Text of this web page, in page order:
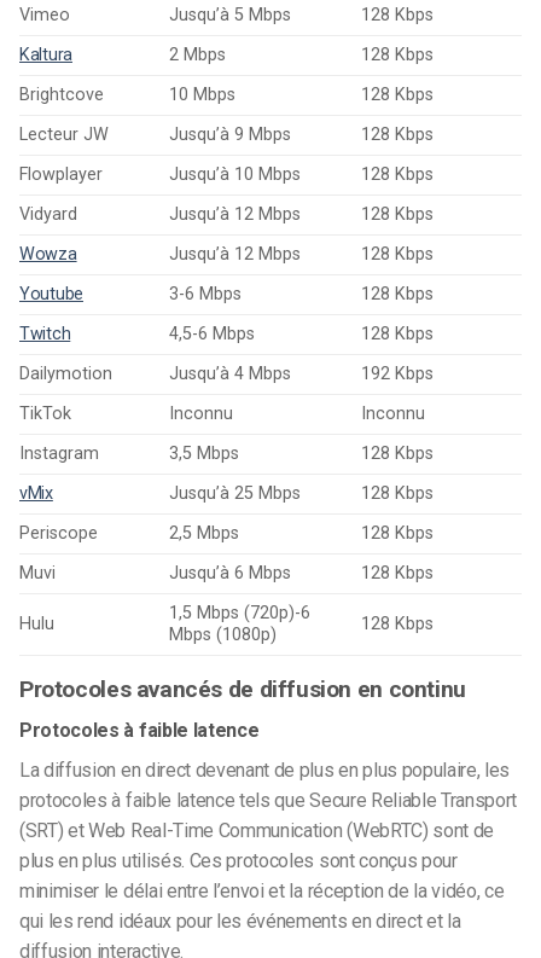
Vimeo
Jusqu’à 5 Mbps
128 Kbps
Kaltura
2 Mbps
128 Kbps
Brightcove
10 Mbps
128 Kbps
Lecteur JW
Jusqu’à 9 Mbps
128 Kbps
Flowplayer
Jusqu’à 10 Mbps
128 Kbps
Vidyard
Jusqu’à 12 Mbps
128 Kbps
Wowza
Jusqu’à 12 Mbps
128 Kbps
Youtube
3-6 Mbps
128 Kbps
Twitch
4,5-6 Mbps
128 Kbps
Dailymotion
Jusqu’à 4 Mbps
192 Kbps
TikTok
Inconnu
Inconnu
Instagram
3,5 Mbps
128 Kbps
vMix
Jusqu’à 25 Mbps
128 Kbps
Periscope
2,5 Mbps
128 Kbps
Muvi
Jusqu’à 6 Mbps 128 Kbps
Hulu
1,5 Mbps (720p)-6
Mbps (1080p)
128 Kbps
Protocoles avancés de diffusion en continu
Protocoles à faible latence
La diffusion en direct devenant de plus en plus populaire, les
protocoles à faible latence tels que Secure Reliable Transport
(SRT) et Web Real-Time Communication (WebRTC) sont de
plus en plus utilisés. Ces protocoles sont conçus pour
minimiser le délai entre l’envoi et la réception de la vidéo, ce
qui les rend idéaux pour les événements en direct et la
diffusion interactive.